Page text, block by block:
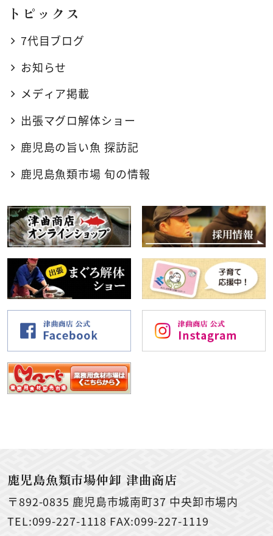
トピックス
7代目ブログ
お知らせ
メディア掲載
出張マグロ解体ショー
鹿児島の旨い魚 探訪記
鹿児島魚類市場 旬の情報
鹿児島魚類市場仲卸 津曲商店
〒892-0835 鹿児島市城南町37 中央卸市場内
TEL:099-227-1118 FAX:099-227-1119